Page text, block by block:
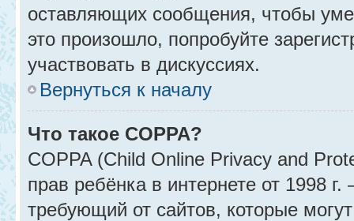
оставляющих сообщения, чтобы
это произошло, попробуйте
участвовать в дискуссиях.
Вернуться к началу
Что такое COPPA?
COPPA (Child Online Privacy and
прав ребёнка в интернете от 1998
требующий от сайтов, которые